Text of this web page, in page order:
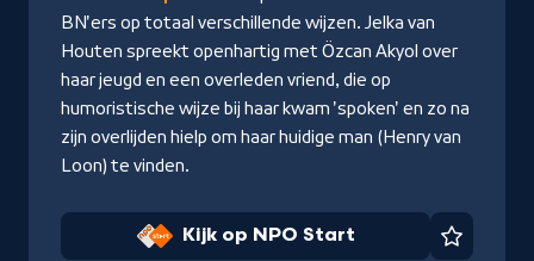
Start
BN'ers op totaal verschillende wijzen. Jelka van
Houten spreekt openhartig met Özcan Akyol over
haar jeugd en een overleden vriend, die op
humoristische wijze bij haar kwam 'spoken' en zo na
zijn overlijden hielp om haar huidige man (Henry van
Loon) te vinden.
Kijk op NPO Start